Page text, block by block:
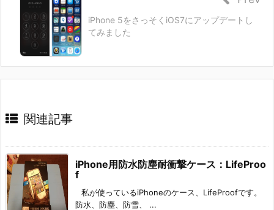
iPhone 5をさっそくiOS7にアップデートし
てみました
関連記事
iPhone用防水防塵耐衝撃ケース：LifeProo
f
私が使っているiPhoneのケース、LifeProofです。
防水、防塵、防雪、 ...